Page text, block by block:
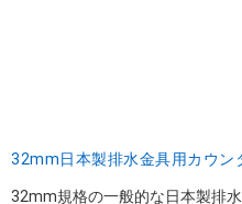
32mm日本製排水金具用カウン
32mm規格の一般的な日本製排